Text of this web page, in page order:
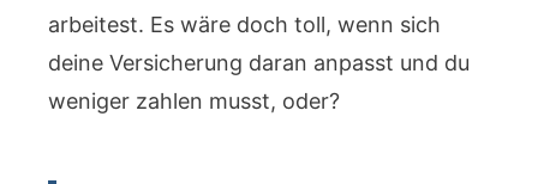
arbeitest. Es wäre doch toll, wenn sich
deine Versicherung daran anpasst und du
weniger zahlen musst, oder?